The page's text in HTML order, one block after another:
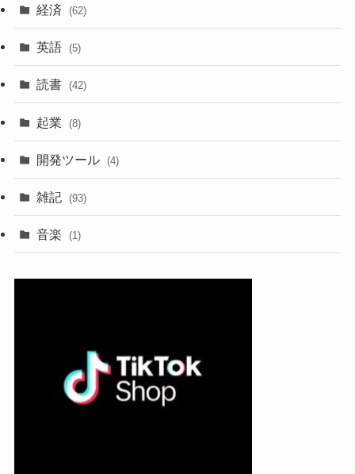
経済 (62)
英語 (5)
読書 (42)
起業 (8)
開発ツール (4)
雑記 (93)
音楽 (1)